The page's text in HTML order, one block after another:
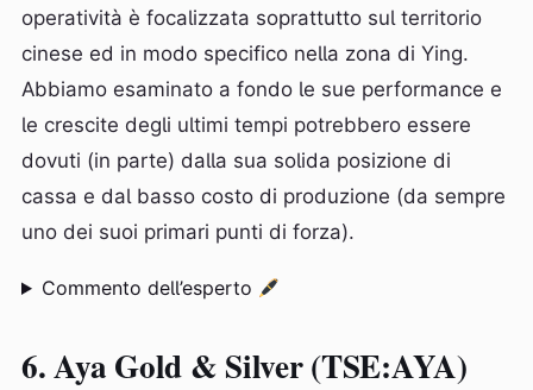
operatività è focalizzata soprattutto sul territorio
cinese ed in modo specifico nella zona di Ying.
Abbiamo esaminato a fondo le sue performance e
le crescite degli ultimi tempi potrebbero essere
dovuti (in parte) dalla sua solida posizione di
cassa e dal basso costo di produzione (da sempre
uno dei suoi primari punti di forza).
Commento dell’esperto
6. Aya Gold & Silver (TSE:AYA)